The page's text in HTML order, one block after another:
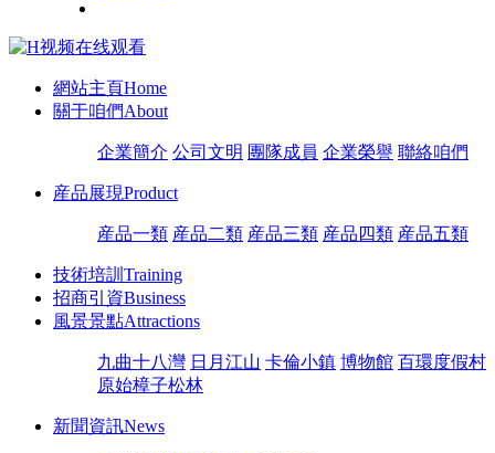
網站主頁Home
關于咱們About
企業簡介 公司文明 團隊成員 企業榮譽 聯絡咱們
産品展現Product
産品一類 産品二類 産品三類 産品四類 産品五類
技術培訓 Training
招商引資Business
風景景點Attractions
九曲十八灣 日月江山 卡倫小鎮 博物館 百環度假村
原始樟子松林
新聞資訊News